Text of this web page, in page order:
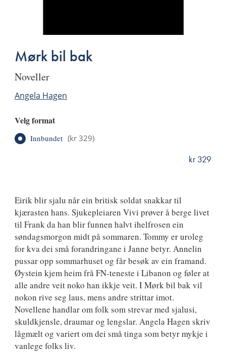
Mørk bil bak
noveller
Angela Hagen
Velg format
Innbundet (kr 329)
kr 329
Eirik blir sjalu når ein britisk soldat snakkar til
kjærasten hans. Sjukepleiaren Vivi prøver å berge livet
til Frank da han blir funnen halvt ihelfrosen ein
søndagsmorgon midt på sommaren. Tommy er uroleg
for kva dei små forandringane i Janne betyr. Annelin
pussar opp sommarhuset og får besøk av ein framand.
Øystein kjem heim frå FN-teneste i Libanon og føler at
alle andre veit noko han ikkje veit. I Mørk bil bak vil
nokon rive seg laus, mens andre strittar imot.
Novellene handlar om folk som strevar med sjalusi,
skuldkjensle, draumar og lengslar. Angela Hagen skriv
lågmælt og variert om dei små tinga som betyr mykje i
vanlege folks liv.